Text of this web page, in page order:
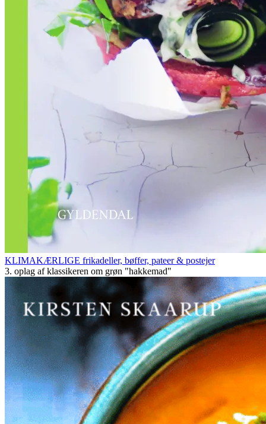
KLIMAKÆRLIGE frikadeller, bøffer, pateer & postejer
3. oplag af klassikeren om grøn "hakkemad"